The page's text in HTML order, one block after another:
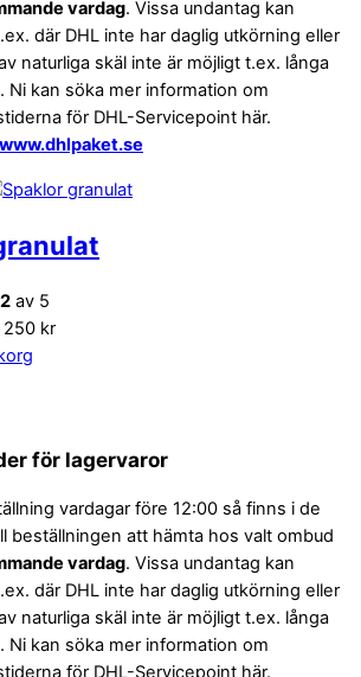
vardag. Vissa undantag kan
där DHL inte har daglig utkörning eller
naturliga skäl inte är möjligt t.ex. långa
Ni kan söka mer information om
för DHL-Servicepoint här.
av 5
kr
för lagervaror
vardagar före 12:00 så finns i de
beställningen att hämta hos valt ombud
vardag. Vissa undantag kan
där DHL inte har daglig utkörning eller
naturliga skäl inte är möjligt t.ex. långa
Ni kan söka mer information om
för DHL-Servicepoint här.